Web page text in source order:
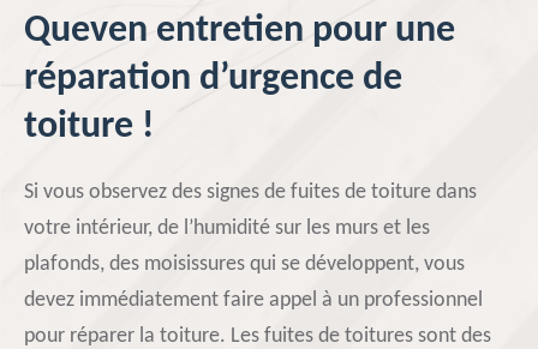
Queven entretien pour une
réparation d’urgence de
toiture !
Si vous observez des signes de fuites de toiture dans
votre intérieur, de l’humidité sur les murs et les
plafonds, des moisissures qui se développent, vous
devez immédiatement faire appel à un professionnel
pour réparer la toiture. Les fuites de toitures sont des